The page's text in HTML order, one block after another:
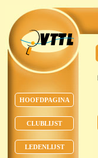
HOOFDPAGINA
CLUBLIJST
LEDENLIJST